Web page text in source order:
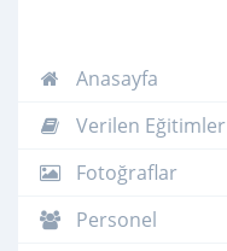
Anasayfa
Verilen Eğitimler
Fotoğraflar
Personel